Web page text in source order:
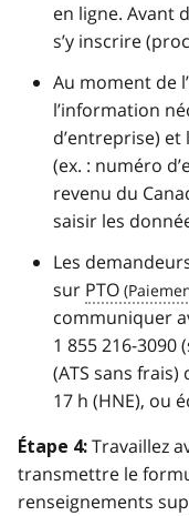
en ligne. Avant
s’y inscrire
Au moment de
l’information
d’entreprise)
(ex. : numéro
revenu du
saisir les
Les
sur PTO
communiquer
1 855 216-3090
(ATS sans
17 h (HNE), ou
Étape 4: Travaillez
transmettre le
renseignements